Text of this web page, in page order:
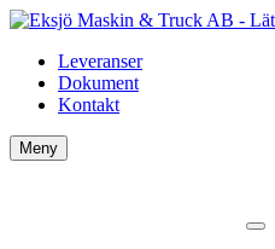
Leveranser
Dokument
Kontakt
Meny